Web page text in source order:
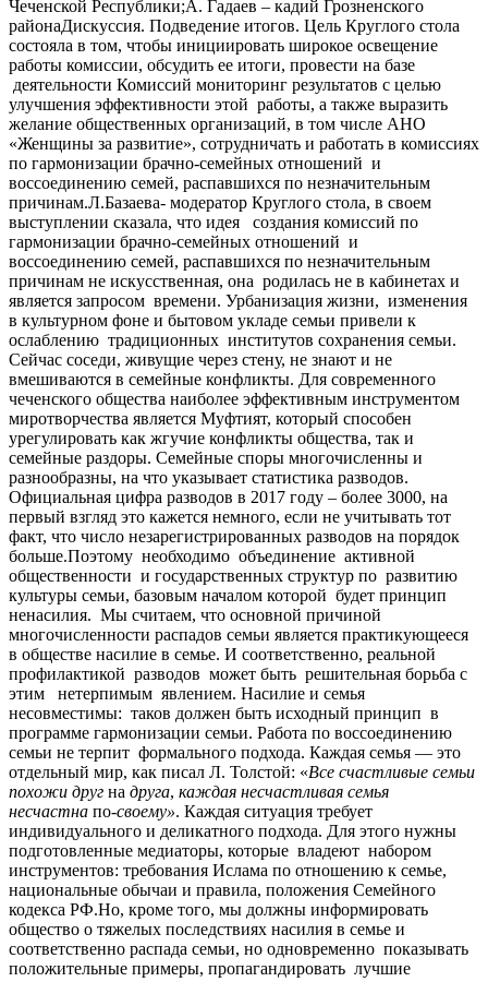
Чеченской Республики;А. Гадаев – кадий Грозненского
районаДискуссия. Подведение итогов. Цель Круглого стола
состояла в том, чтобы инициировать широкое освещение
работы комиссии, обсудить ее итоги, провести на базе
деятельности Комиссий мониторинг результатов с целью
улучшения эффективности этой работы, а также выразить
желание общественных организаций, в том числе АНО
«Женщины за развитие», сотрудничать и работать в комиссиях
по гармонизации брачно-семейных отношений и
воссоединению семей, распавшихся по незначительным
причинам.Л.Базаева- модератор Круглого стола, в своем
выступлении сказала, что идея создания комиссий по
гармонизации брачно-семейных отношений и
воссоединению семей, распавшихся по незначительным
причинам не искусственная, она родилась не в кабинетах и
является запросом времени. Урбанизация жизни, изменения
в культурном фоне и бытовом укладе семьи привели к
ослаблению традиционных институтов сохранения семьи.
Сейчас соседи, живущие через стену, не знают и не
вмешиваются в семейные конфликты. Для современного
чеченского общества наиболее эффективным инструментом
миротворчества является Муфтият, который способен
урегулировать как жгучие конфликты общества, так и
семейные раздоры. Семейные споры многочисленны и
разнообразны, на что указывает статистика разводов.
Официальная цифра разводов в 2017 году – более 3000, на
первый взгляд это кажется немного, если не учитывать тот
факт, что число незарегистрированных разводов на порядок
больше.Поэтому необходимо объединение активной
общественности и государственных структур по развитию
культуры семьи, базовым началом которой будет принцип
ненасилия. Мы считаем, что основной причиной
многочисленности распадов семьи является практикующееся
в обществе насилие в семье. И соответственно, реальной
профилактикой разводов может быть решительная борьба с
этим нетерпимым явлением. Насилие и семья
несовместимы: таков должен быть исходный принцип в
программе гармонизации семьи. Работа по воссоединению
семьи не терпит формального подхода. Каждая семья — это
отдельный мир, как писал Л. Толстой: «Все счастливые семьи
похожи друг на друга, каждая несчастливая семья
несчастна по-своему». Каждая ситуация требует
индивидуального и деликатного подхода. Для этого нужны
подготовленные медиаторы, которые владеют набором
инструментов: требования Ислама по отношению к семье,
национальные обычаи и правила, положения Семейного
кодекса РФ.Но, кроме того, мы должны информировать
общество о тяжелых последствиях насилия в семье и
соответственно распада семьи, но одновременно показывать
положительные примеры, пропагандировать лучшие